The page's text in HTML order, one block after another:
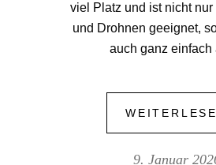
viel Platz und ist nicht nur
und Drohnen geeignet,
auch ganz einfach
9. Januar